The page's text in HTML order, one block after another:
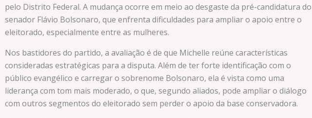
pelo Distrito Federal. A mudança ocorre em meio ao desgaste da pré-candidatura do
senador Flávio Bolsonaro, que enfrenta dificuldades para ampliar o apoio entre o
eleitorado, especialmente entre as mulheres.
Nos bastidores do partido, a avaliação é de que Michelle reúne características
consideradas estratégicas para a disputa. Além de ter forte identificação com o
público evangélico e carregar o sobrenome Bolsonaro, ela é vista como uma
liderança com tom mais moderado, o que, segundo aliados, pode ampliar o diálogo
com outros segmentos do eleitorado sem perder o apoio da base conservadora.